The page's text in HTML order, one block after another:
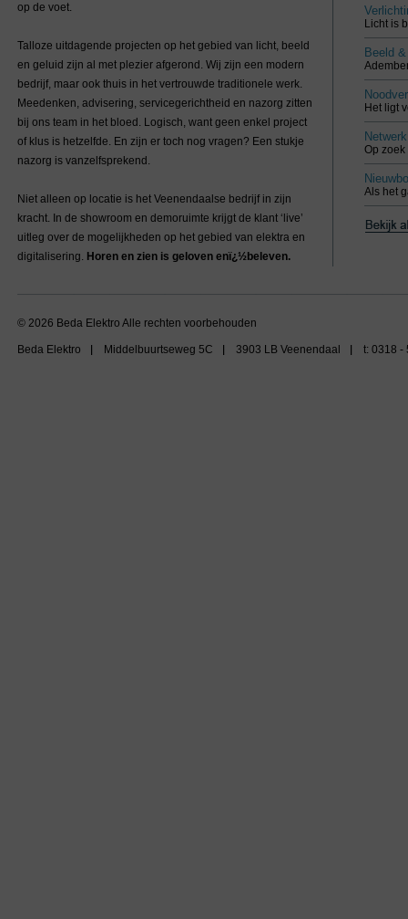
op de voet.
Talloze uitdagende projecten op het gebied van licht, beeld
en geluid zijn al met plezier afgerond. Wij zijn een modern
bedrijf, maar ook thuis in het vertrouwde traditionele werk.
Meedenken, advisering, servicegerichtheid en nazorg zitten
bij ons team in het bloed. Logisch, want geen enkel project
of klus is hetzelfde. En zijn er toch nog vragen? Een stukje
nazorg is vanzelfsprekend.
Niet alleen op locatie is het Veenendaalse bedrijf in zijn
kracht. In de showroom en demoruimte krijgt de klant ‘live’
uitleg over de mogelijkheden op het gebied van elektra en
digitalisering. Horen en zien is geloven enï¿½beleven.
Licht is
Beeld
Het ligt
Netwerk
Op
Als het
© 2026 Beda Elektro Alle rechten voorbehouden
Beda Elektro Middelbuurtseweg 5C 3903 LB Veenendaal t: 0318 -